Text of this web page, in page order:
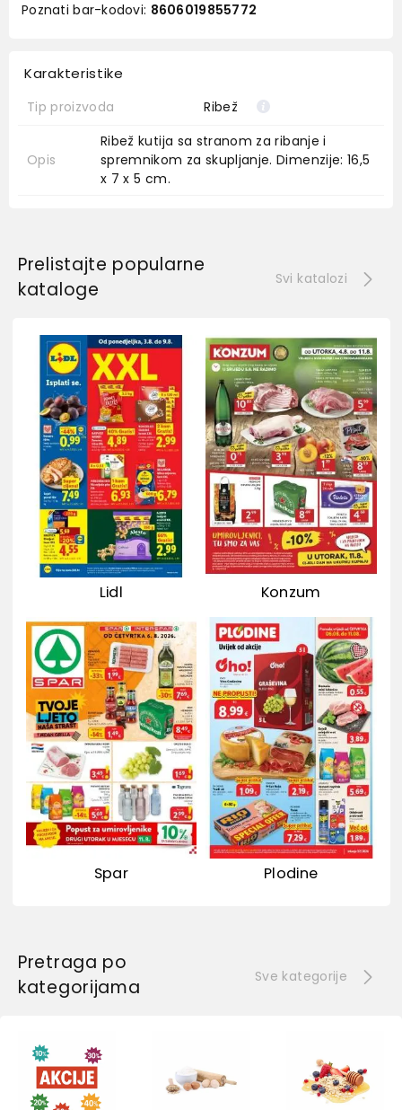
Poznati bar-kodovi: 8606019855772
Karakteristike
Tip proizvoda Ribež
Opis
Ribež kutija sa stranom za ribanje i
spremnikom za skupljanje. Dimenzije: 16,5
x 7 x 5 cm.
Prelistajte popularne
kataloge
Svi katalozi
Lidl Konzum
Spar Plodine
Pretraga po
kategorijama
Sve kategorije